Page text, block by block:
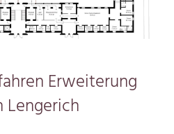
Erweiterung
Lengerich